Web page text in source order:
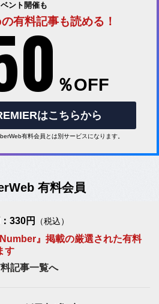
ント開催も
有料記事も読める！
％OFF
はこちらから
有料会員とは別サービスになります。
有料会員
330円 （税込）
』掲載の厳選された有料
す
記事一覧へ